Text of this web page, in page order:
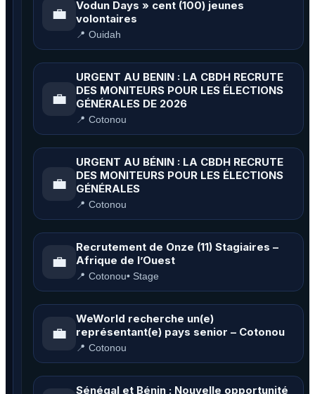
💼
Vodun Days » cent (100) jeunes
volontaires
📍 Ouidah
💼
URGENT AU BENIN : LA CBDH RECRUTE
DES MONITEURS POUR LES ÉLECTIONS
GÉNÉRALES DE 2026
📍 Cotonou
💼
URGENT AU BÉNIN : LA CBDH RECRUTE
DES MONITEURS POUR LES ÉLECTIONS
GÉNÉRALES
📍 Cotonou
💼
Recrutement de Onze (11) Stagiaires –
Afrique de l’Ouest
📍 Cotonou• Stage
💼
WeWorld recherche un(e)
représentant(e) pays senior – Cotonou
📍 Cotonou
Sénégal et Bénin : Nouvelle opportunité